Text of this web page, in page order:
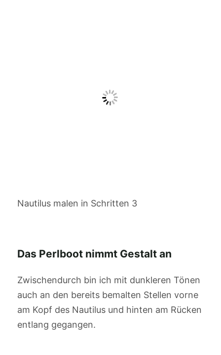
Nautilus malen in Schritten 3
Das Perlboot nimmt Gestalt an
Zwischendurch bin ich mit dunkleren Tönen
auch an den bereits bemalten Stellen vorne
am Kopf des Nautilus und hinten am Rücken
entlang gegangen.